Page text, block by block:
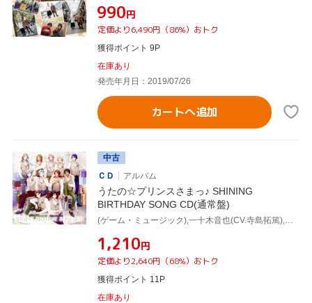
¥990円
定価より6,490円（86%）おトク
獲得ポイント 9P
在庫あり
発売年月日：2019/07/26
カートへ追加
中古
ＣＤ
アルバム
うたの☆プリンスさまっ♪ SHINING
BIRTHDAY SONG CD(通常盤)
¥1,210円
定価より2,640円（68%）おトク
獲得ポイント 11P
在庫あり